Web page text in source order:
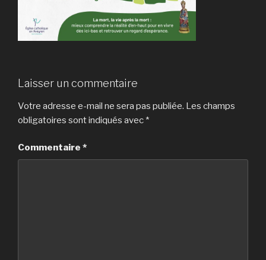
Laisser un commentaire
Votre adresse e-mail ne sera pas publiée. Les champs
obligatoires sont indiqués avec *
Commentaire *